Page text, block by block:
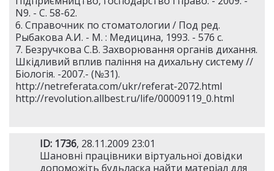
N9. - С. 58-62.
6. Справочник по стоматологии / Под ред.
Рыбакова А.И. - М. : Медицина, 1993. - 576 c.
7. Безручкова С.В. Захворювання органів дихання.
Шкідливий вплив паління на дихальну систему //
Біологія. -2007.- (№31).
http://netreferata.com/ukr/referat-2072.html
http://revolution.allbest.ru/life/00009119_0.html
ID: 1736, 28.11.2009 23:01
Шановні працівники віртуальної довідки
допоможіть будьласка найти матеріал для